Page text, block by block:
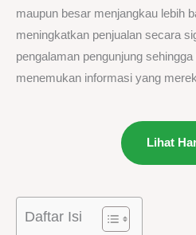
maupun besar menjangkau lebih
meningkatkan penjualan secara
pengalaman pengunjung
menemukan informasi yang
Lihat
Daftar Isi